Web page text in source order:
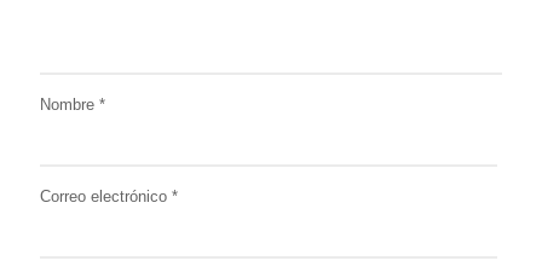
Nombre *
Correo electrónico *